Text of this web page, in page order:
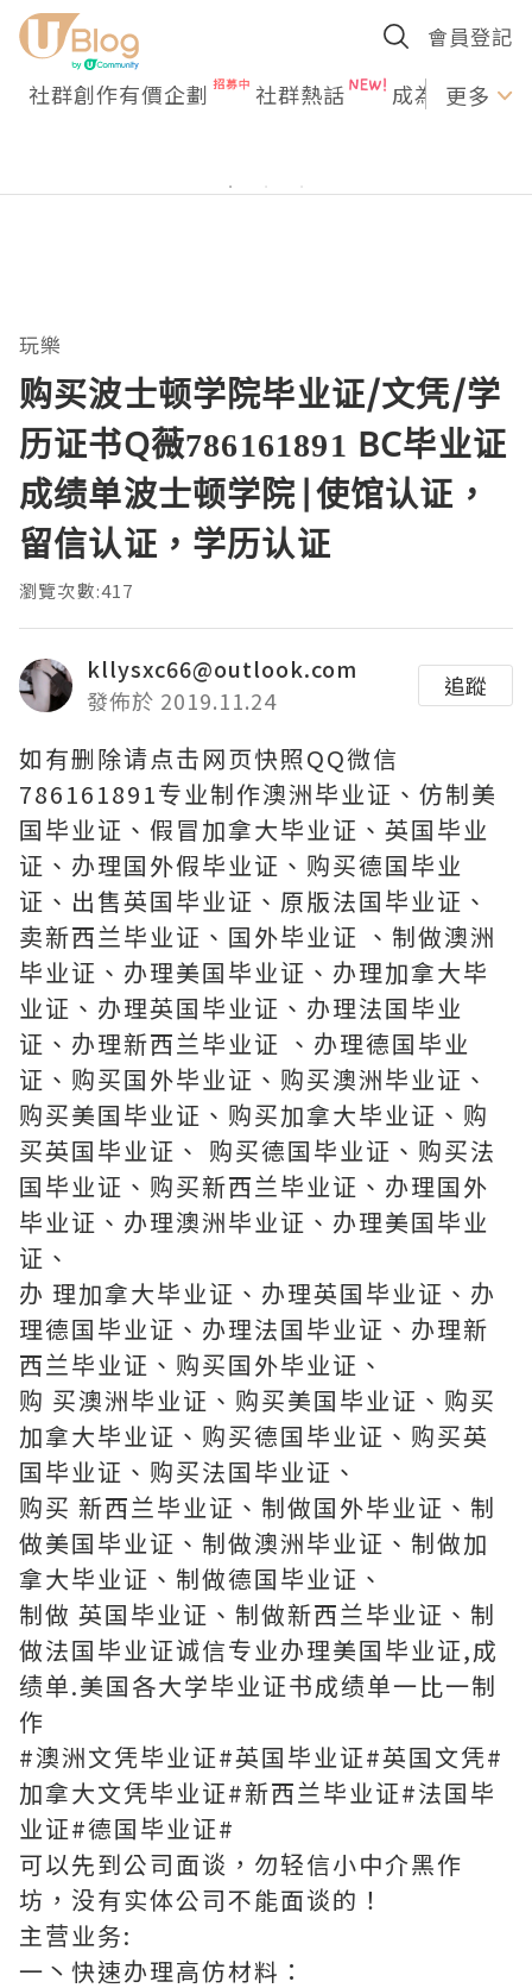
會員登記
社群創作有價企劃 社群熱話 成為U更多
玩樂
购买波士顿学院毕业证/文凭/学
历证书Q薇786161891 BC毕业证
成绩单波士顿学院|使馆认证，
留信认证，学历认证
瀏覽次數:417
kllysxc66@outlook.com
發佈於 2019.11.24
追蹤
如有删除请点击网页快照QQ微信
786161891专业制作澳洲毕业证、仿制美
国毕业证、假冒加拿大毕业证、英国毕业
证、办理国外假毕业证、购买德国毕业
证、出售英国毕业证、原版法国毕业证、
卖新西兰毕业证、国外毕业证 、制做澳洲
毕业证、办理美国毕业证、办理加拿大毕
业证、办理英国毕业证、办理法国毕业
证、办理新西兰毕业证 、办理德国毕业
证、购买国外毕业证、购买澳洲毕业证、
购买美国毕业证、购买加拿大毕业证、购
买英国毕业证、 购买德国毕业证、购买法
国毕业证、购买新西兰毕业证、办理国外
毕业证、办理澳洲毕业证、办理美国毕业
证、
办 理加拿大毕业证、办理英国毕业证、办
理德国毕业证、办理法国毕业证、办理新
西兰毕业证、购买国外毕业证、
购 买澳洲毕业证、购买美国毕业证、购买
加拿大毕业证、购买德国毕业证、购买英
国毕业证、购买法国毕业证、
购买 新西兰毕业证、制做国外毕业证、制
做美国毕业证、制做澳洲毕业证、制做加
拿大毕业证、制做德国毕业证、
制做 英国毕业证、制做新西兰毕业证、制
做法国毕业证诚信专业办理美国毕业证,成
绩单.美国各大学毕业证书成绩单一比一制
作
#澳洲文凭毕业证#英国毕业证#英国文凭#
加拿大文凭毕业证#新西兰毕业证#法国毕
业证#德国毕业证#
可以先到公司面谈，勿轻信小中介黑作
坊，没有实体公司不能面谈的！
主营业务:
一丶快速办理高仿材料：